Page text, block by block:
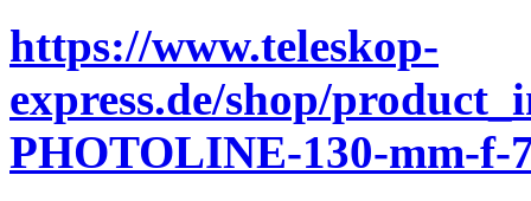
https://www.teleskop-
express.de/shop/
PHOTOLINE-130-mm-f-